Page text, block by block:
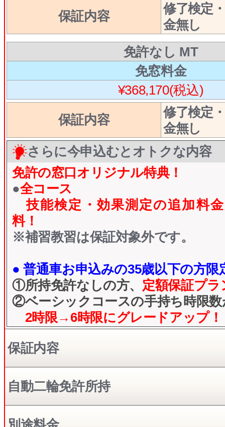
保証内容
修了検定
金無し
免許なし MT
免窓料金
¥368,170(税込)
保証内容
修了検定
金無し
さらに今申込むとオトクな内容
免許の窓口オリジナル特典！
●全コース
技能検定・効果測定の追加料
料！
※補習教習は保証対象外です。
● 普通車お申込みの35歳以下の方限
①所持免許なしの方、 定額保証プラ
②ベーシックコースの手持ち時限数
2時限→6時限にグレードアップ！
保証内容
自動二輪免許所持